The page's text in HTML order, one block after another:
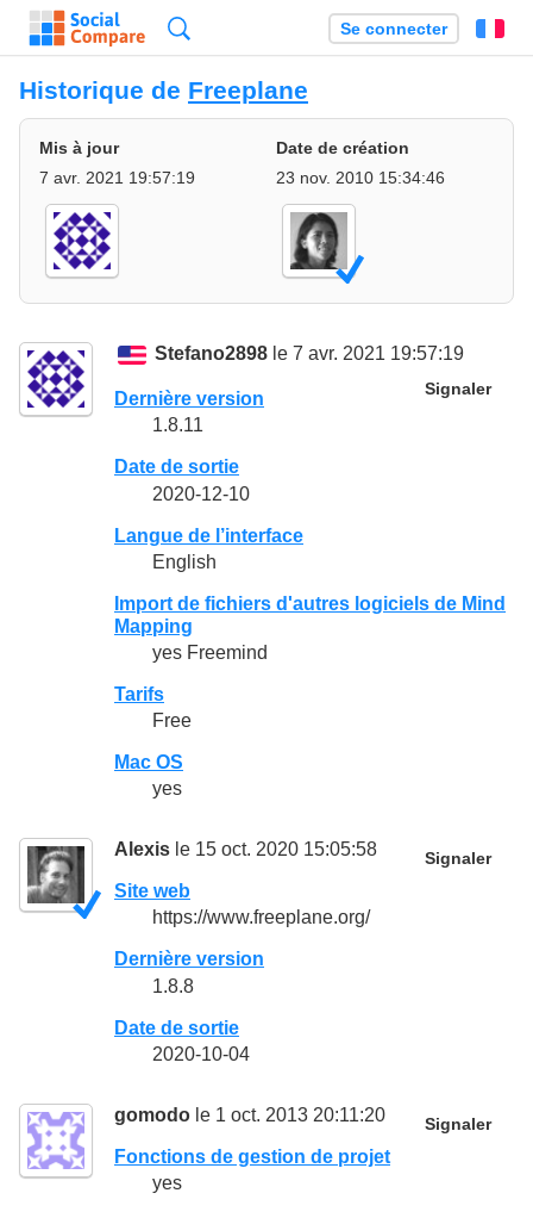
Se connecter
Historique de Freeplane
Mis à jour
7 avr. 2021 19:57:19
Date de création
23 nov. 2010 15:34:46
Stefano2898 le 7 avr. 2021 19:57:19
Signaler
Dernière version
1.8.11
Date de sortie
2020-12-10
Langue de l’interface
English
Import de fichiers d'autres logiciels de Mind
Mapping
yes Freemind
Tarifs
Free
Mac OS
yes
Alexis le 15 oct. 2020 15:05:58 Signaler
Site web
https://www.freeplane.org/
Dernière version
1.8.8
Date de sortie
2020-10-04
gomodo le 1 oct. 2013 20:11:20 Signaler
Fonctions de gestion de projet
yes